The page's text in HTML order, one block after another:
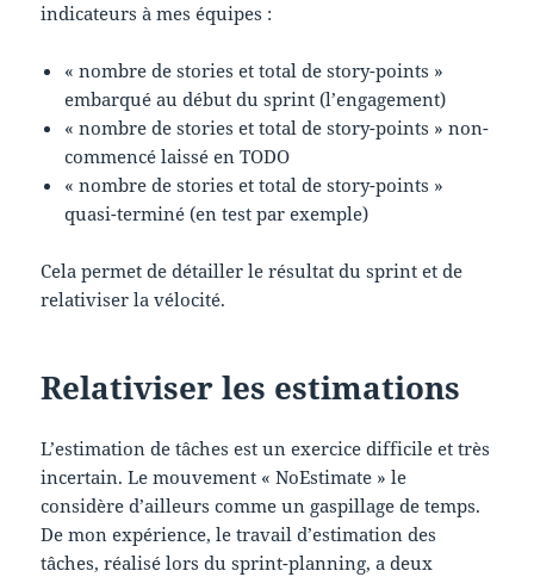
indicateurs à mes équipes :
« nombre de stories et total de story-points »
embarqué au début du sprint (l’engagement)
« nombre de stories et total de story-points » non-
commencé laissé en TODO
« nombre de stories et total de story-points »
quasi-terminé (en test par exemple)
Cela permet de détailler le résultat du sprint et de
relativiser la vélocité.
Relativiser les estimations
L’estimation de tâches est un exercice difficile et très
incertain. Le mouvement « NoEstimate » le
considère d’ailleurs comme un gaspillage de temps.
De mon expérience, le travail d’estimation des
tâches, réalisé lors du sprint-planning, a deux